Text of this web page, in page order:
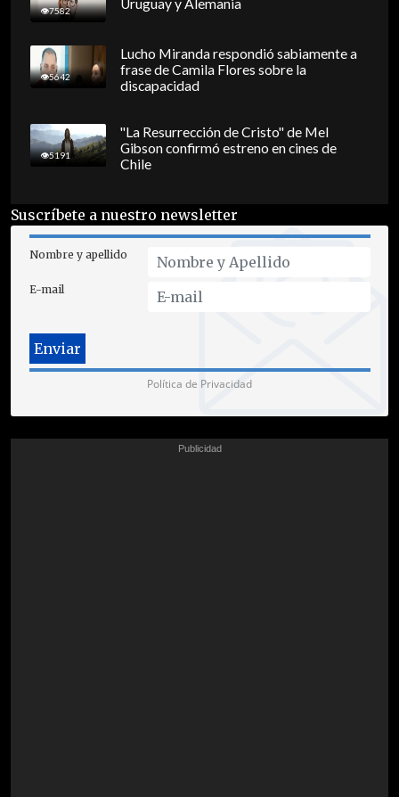
7582 Uruguay y Alemania
5642
Lucho Miranda respondió sabiamente a
frase de Camila Flores sobre la
discapacidad
5191
"La Resurrección de Cristo" de Mel
Gibson confirmó estreno en cines de
Chile
Suscríbete a nuestro newsletter
Nombre y apellido
E-mail
Política de Privacidad